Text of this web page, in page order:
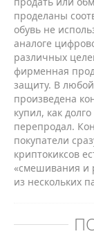
проделаны
обувь не
аналоге
различных
фирменная
защиту. В
произведена
купил, как
перепродал.
покупатели
криптокиксов
«смешивания и
из нескольких